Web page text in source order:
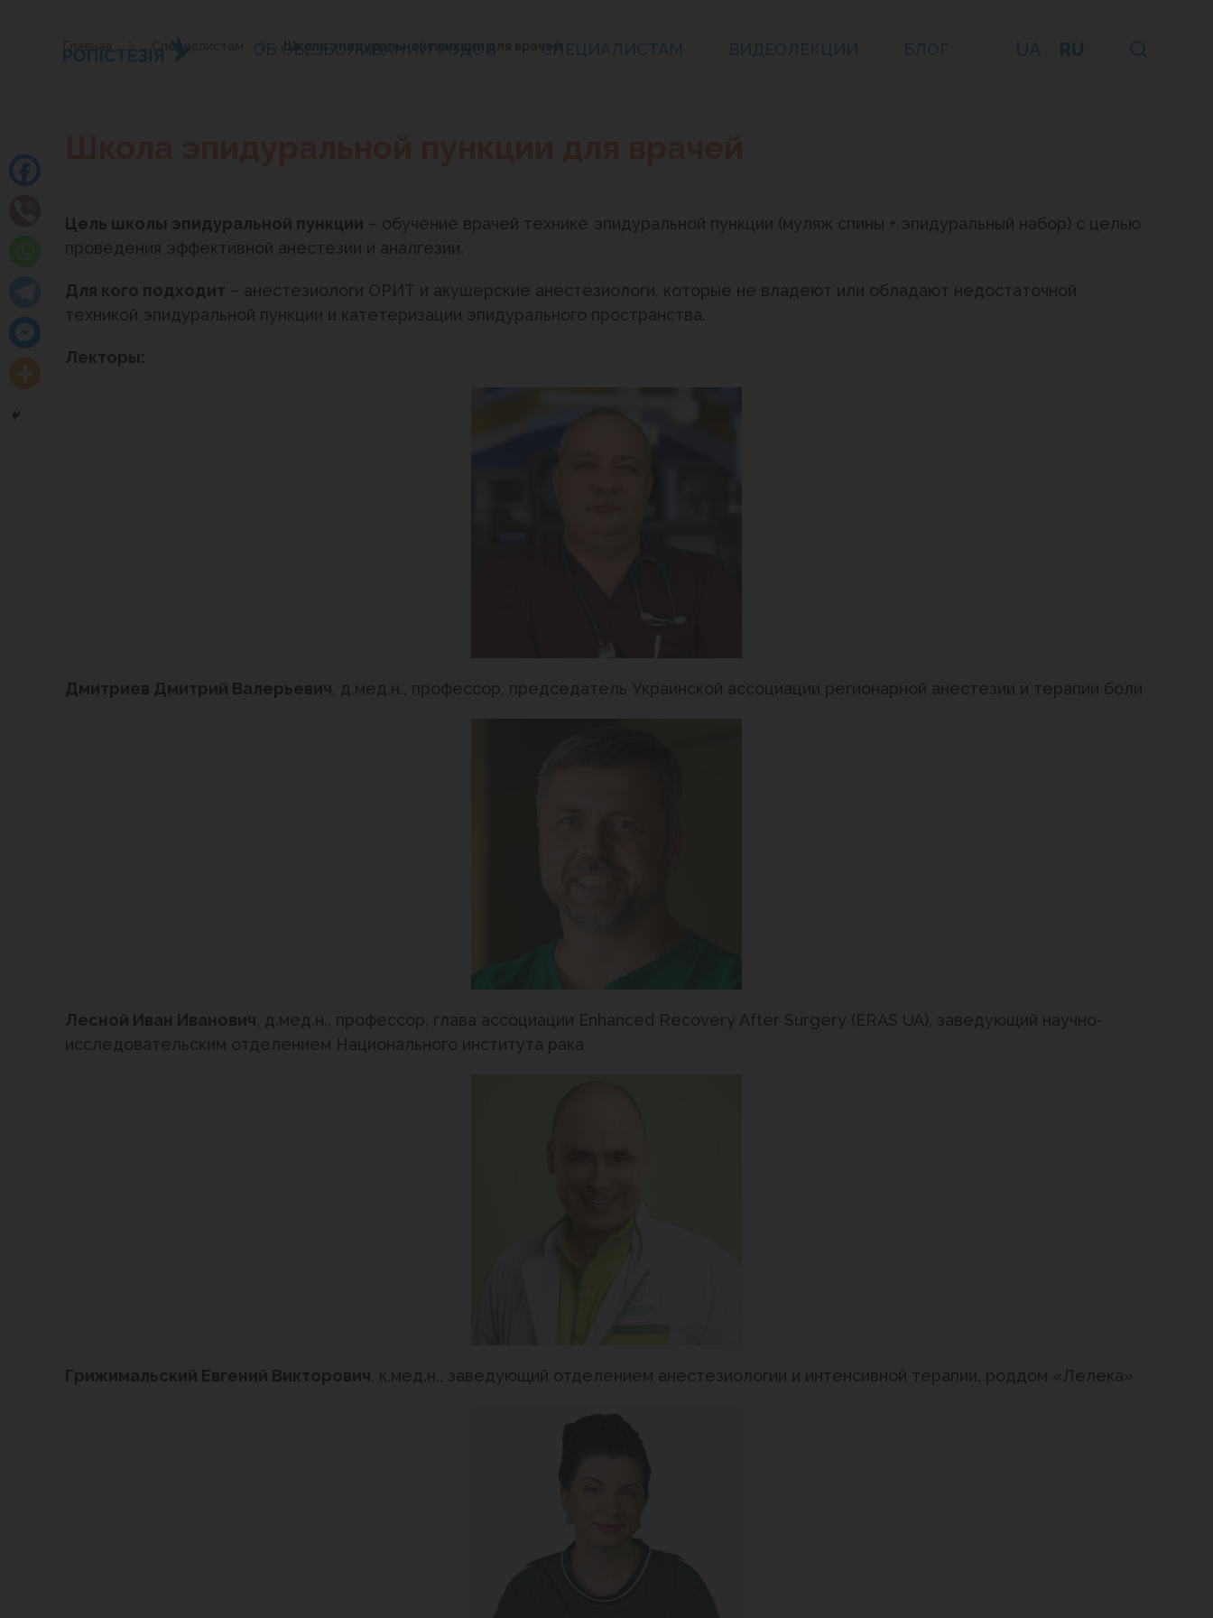
ОБ ОБЕЗБОЛИВАНИИ РОДОВ СПЕЦИАЛИСТАМ ВИДЕОЛЕКЦИИ БЛОГ UA RU
Специалистам Школа эпидуральной пункции для врачей
Цель школы эпидуральной пункции – обучение врачей технике эпидуральной пункции (муляж спины + эпидуральный набор) с целью
проведения эффективной анестезии и аналгезии.
Для кого подходит – анестезиологи ОРИТ и акушерские анестезиологи, которые не владеют или обладают недостаточной
техникой эпидуральной пункции и катетеризации эпидурального пространства.
Лекторы:
Дмитриев Дмитрий Валерьевич , д.мед.н., профессор, председатель Украинской ассоциации регионарной анестезии и терапии боли
Лесной Иван Иванович , д.мед.н., профессор, глава ассоциации Enhanced Recovery After Surgery (ERAS UA), заведующий научно-
исследовательским отделением Национального института рака
Грижимальский Евгений Викторович , к.мед.н., заведующий отделением анестезиологии и интенсивной терапии, роддом «Лелека»